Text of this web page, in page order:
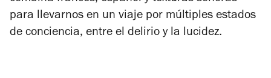
para llevarnos en un viaje por múltiples estados
de conciencia, entre el delirio y la lucidez.